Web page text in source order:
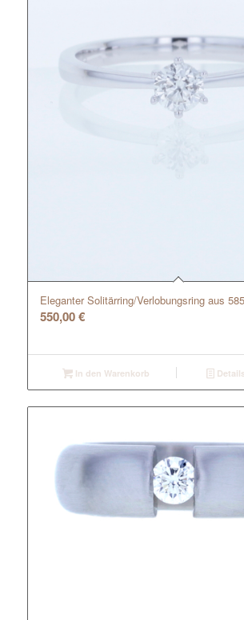
Eleganter Solitärring/Verlobungsring aus
550,00€
In den Warenkorb